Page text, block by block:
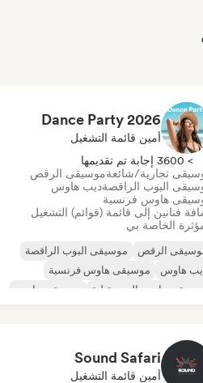
Dance Party 2026
أمين قائمة التشغيل
> 3600 إجابة تم تقديمها
تجارية/شائعةموسيقى الرقص
البوب الراقصةديب هاوس
هاوس فرنسية
فنانين إلى قائمة (قوائم) التشغيل
الخاصة بي
الرقص
موسيقى البوب الراقصة
هاوس
موسيقى هاوس فرنسية
موسيقى هاوس المستقبلية
موسيقى هاوس
Sound Safari
أمين قائمة التشغيل